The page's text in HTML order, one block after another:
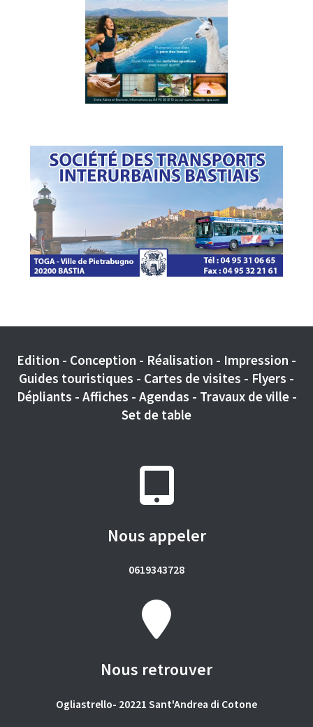
Edition - Conception - Réalisation - Impression -
Guides touristiques - Cartes de visites - Flyers -
Dépliants - Affiches - Agendas - Travaux de ville -
Set de table
Nous appeler
0619343728
Nous retrouver
Ogliastrello- 20221 Sant'Andrea di Cotone